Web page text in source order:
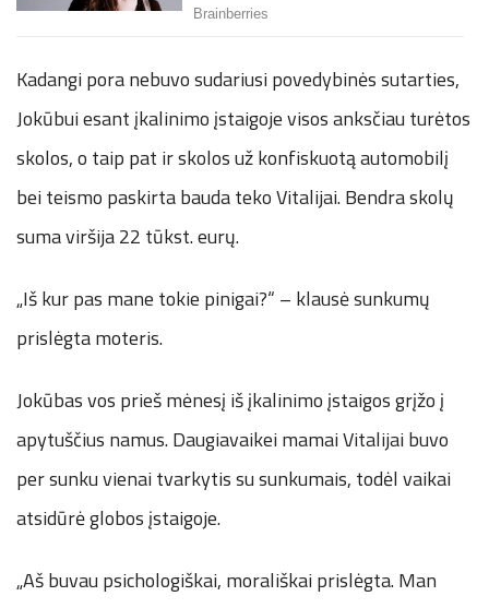
Kadangi pora nebuvo sudariusi povedybinės sutarties,
Jokūbui esant įkalinimo įstaigoje visos anksčiau turėtos
skolos, o taip pat ir skolos už konfiskuotą automobilį
bei teismo paskirta bauda teko Vitalijai. Bendra skolų
suma viršija 22 tūkst. eurų.
„Iš kur pas mane tokie pinigai?“ – klausė sunkumų
prislėgta moteris.
Jokūbas vos prieš mėnesį iš įkalinimo įstaigos grįžo į
apytuščius namus. Daugiavaikei mamai Vitalijai buvo
per sunku vienai tvarkytis su sunkumais, todėl vaikai
atsidūrė globos įstaigoje.
„Aš buvau psichologiškai, morališkai prislėgta. Man